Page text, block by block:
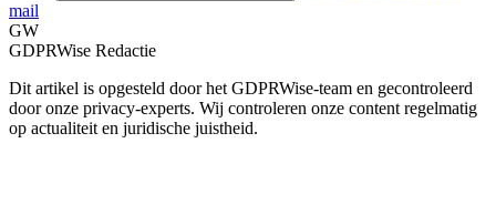
mail
GW
GDPRWise Redactie
Dit artikel is opgesteld door het GDPRWise-team en gecontroleerd
door onze privacy-experts. Wij controleren onze content regelmatig
op actualiteit en juridische juistheid.